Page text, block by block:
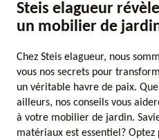
Steis elagueur
un mobilier de
Chez Steis elagueur, nous
vous nos secrets pour
un véritable havre de paix.
ailleurs, nos conseils vous
à votre mobilier de jardin.
matériaux est essentiel? Optez